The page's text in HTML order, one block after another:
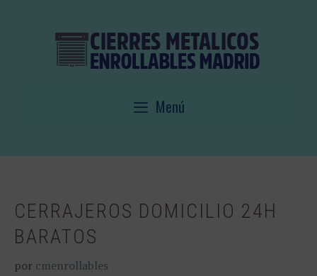
Menú
CERRAJEROS DOMICILIO 24H
BARATOS
por cmenrollables